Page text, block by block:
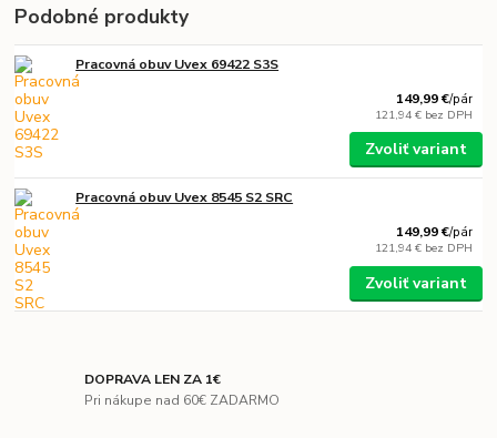
Podobné produkty
Pracovná obuv Uvex 69422 S3S
149,99 €/pár
121,94 € bez DPH
Zvoliť variant
Pracovná obuv Uvex 8545 S2 SRC
149,99 €/pár
121,94 € bez DPH
Zvoliť variant
DOPRAVA LEN ZA 1€
Pri nákupe nad 60€ ZADARMO